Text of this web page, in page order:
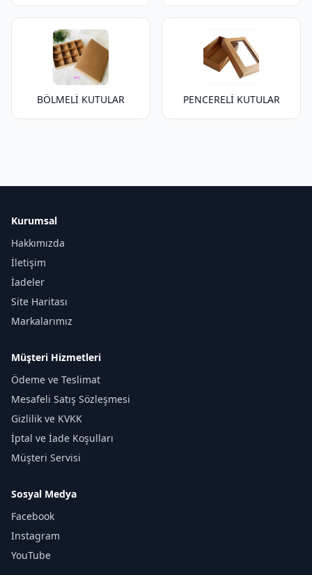
BÖLMELİ KUTULAR PENCERELİ KUTULAR
Kurumsal
Hakkımızda
İletişim
İadeler
Site Haritası
Markalarımız
Müşteri Hizmetleri
Ödeme ve Teslimat
Mesafeli Satış Sözleşmesi
Gizlilik ve KVKK
İptal ve İade Koşulları
Müşteri Servisi
Sosyal Medya
Facebook
Instagram
YouTube